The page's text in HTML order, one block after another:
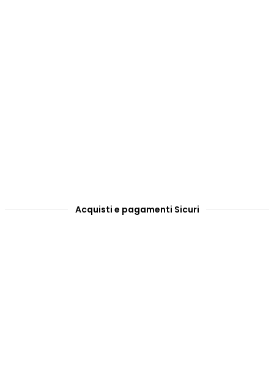
Acquisti e pagamenti Sicuri